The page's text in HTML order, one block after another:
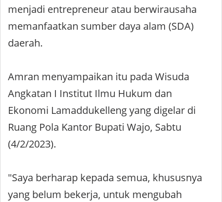
menjadi entrepreneur atau berwirausaha
memanfaatkan sumber daya alam (SDA)
daerah.
Amran menyampaikan itu pada Wisuda
Angkatan I Institut Ilmu Hukum dan
Ekonomi Lamaddukelleng yang digelar di
Ruang Pola Kantor Bupati Wajo, Sabtu
(4/2/2023).
"Saya berharap kepada semua, khususnya
yang belum bekerja, untuk mengubah